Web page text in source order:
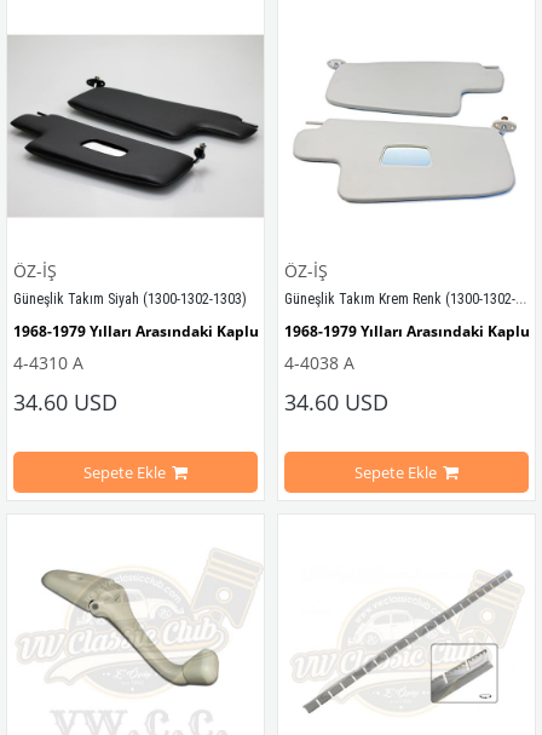
ÖZ-İŞ
Güneşlik Takım Siyah (1300-1302-1303)
1968-1979 Yılları Arasındaki Kaplumbağa Modelleri İle Uyumludur
1300-1302-1303 Kaplumbağa Modelleri İle Uyumludur
VW Classic Club Güneşlik Takımı Siyah, Volkswagen klasik araçların iç
Öne çıkan özellikler:
Klasik Volkswagen modelleri ile uyumlu güneşlik takımı
4-4310 A
34.60 USD
Sepete Ekle
ÖZ-İŞ
Güneşlik Takım Krem Renk (1300-1302-1303)
1968-1979 Yılları Arasındaki
1300-1302-1303 Kaplumbağa
4-4038 A
34.60 USD
Sepete Ekle